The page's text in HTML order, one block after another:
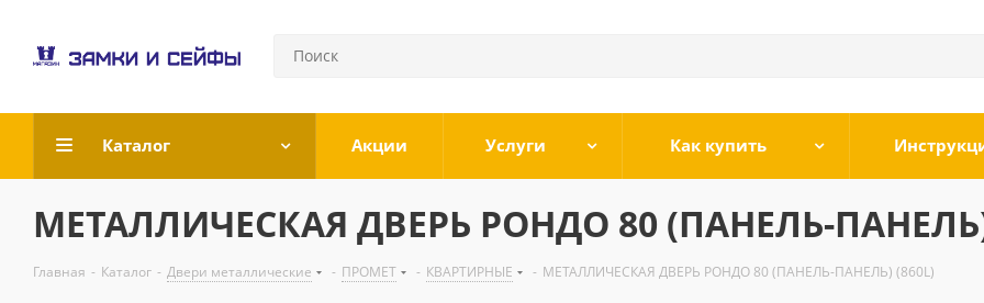
Каталог Акции Услуги Как купить
МЕТАЛЛИЧЕСКАЯ ДВЕРЬ РОНДО 80 (ПАНЕЛЬ-ПАНЕЛЬ)
Главная - Каталог - Двери металлические - ПРОМЕТ - КВАРТИРНЫЕ - МЕТАЛЛИЧЕСКАЯ ДВЕРЬ РОНДО 80 (ПАНЕЛЬ-ПАНЕЛЬ) (860L)